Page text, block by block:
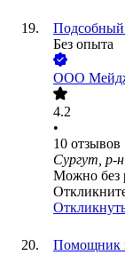
Подсобный
Без опыта
ООО
4.2
•
10 отзывов
Сургут, р-
Можно без
Помощник